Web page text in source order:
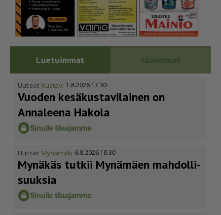
Luetuimmat Uusimmat
Uutiset Kustavi 1.8.2026 17.30
Vuoden kesäkus­ta­vi­lainen on
Annaleena Hakola
Uutiset Mynämäki 6.8.2026 10.30
Mynäkäs tutkii Mynämäen mahdol­li­
suuksia